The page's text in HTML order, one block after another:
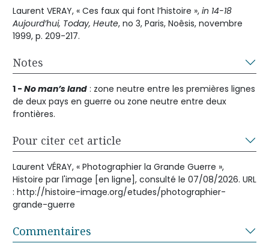
Laurent VERAY, « Ces faux qui font l’histoire », in 14-18
Aujourd’hui, Today, Heute, no 3, Paris, Noêsis, novembre
1999, p. 209-217.
Notes
1 - No man’s land : zone neutre entre les premières lignes
de deux pays en guerre ou zone neutre entre deux
frontières.
Pour citer cet article
Laurent VÉRAY, « Photographier la Grande Guerre »,
Histoire par l'image [en ligne], consulté le 07/08/2026. URL
: http://histoire-image.org/etudes/photographier-
grande-guerre
Commentaires